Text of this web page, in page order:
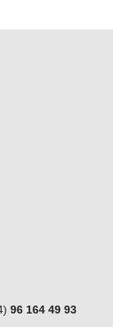
96 164 49 93